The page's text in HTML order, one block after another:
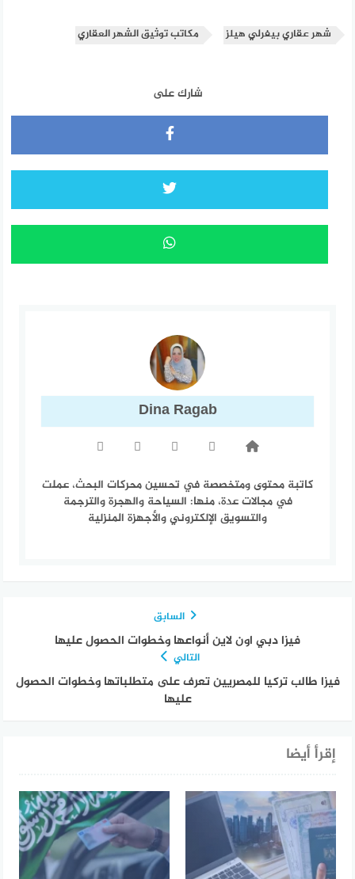
شهر عقاري بيفرلي هيلز مكاتب توثيق الشهر العقاري
شارك على
Dina Ragab
كاتبة محتوى ومتخصصة في تحسين محركات البحث، عملت
في مجالات عدة، منها: السياحة والهجرة والترجمة
والتسويق الإلكتروني والأجهزة المنزلية
السابق
فيزا دبي اون لاين أنواعها وخطوات الحصول عليها
التالي
فيزا طالب تركيا للمصريين تعرف على متطلباتها وخطوات الحصول
عليها
إقرأ أيضا